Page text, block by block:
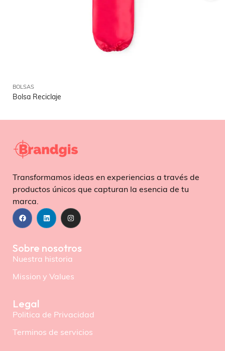
BOLSAS
Bolsa Reciclaje
Transformamos ideas en experiencias a través de
productos únicos que capturan la esencia de tu
marca.
Sobre nosotros
Nuestra historia
Mission y Values
Legal
Politica de Privacidad
Terminos de servicios